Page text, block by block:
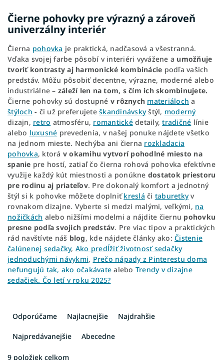
Čierne pohovky pre výrazný a zároveň
univerzálny interiér
Čierna pohovka je praktická, nadčasová a všestranná.
Vďaka svojej farbe pôsobí v interiéri vyvážene a umožňuje
tvoriť kontrasty aj harmonické kombinácie podľa vašich
predstáv. Môžu pôsobiť decentne, výrazne, moderné alebo
industriálne – záleží len na tom, s čím ich skombinujete.
Čierne pohovky sú dostupné v rôznych materiáloch a
štýloch - či už preferujete škandinávskyštýl, moderný
dizajn, retro atmosféru, romantickédetaily,tradičné línie
alebo luxusné prevedenia, v našej ponuke nájdete všetko
na jednom mieste. Nechýba ani čierna rozkladacia
pohovka, ktorá v okamihu vytvorí pohodlné miesto na
spanie pre hostí, zatiaľ čo čierna rohová pohovka efektívne
využije každý kút miestnosti a ponúkne dostatok priestoru
pre rodinu aj priateľov. Pre dokonalý komfort a jednotný
štýl si k pohovke môžete doplniťkreslá či taburetkyv
rovnakom dizajne. Vyberte si medzi malými, veľkými, na
nožičkách alebo nižšími modelmi a nájdite čiernu pohovku
presne podľa svojich predstáv. Pre viac tipov a praktických
rád navštívte náš blog, kde nájdete články ako: Čistenie
čalúnenej sedačky, Ako predĺžiť životnosť sedačky
jednoduchými návykmi, Prečo nápady z Pinterestu doma
nefungujú tak, ako očakávate alebo Trendy v dizajne
sedačiek. Čo letí v roku 2025?
aOdporúčame Najlacnejšie Najdrahšie
Najpredávanejšie Abecedne
9 položiek celkom